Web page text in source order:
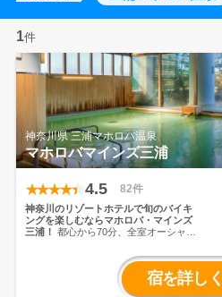
1件
神奈川県 三浦マホロバ温泉
マホロバマインズ三浦
4.5 82件
神奈川のリゾートホテルで旬のバイキ
ングを楽しむならマホロバ・マインズ
三浦！ 都心から70分、全室オーシャン
類も味も大満足で「また来るね」の声
が飛び交うマホロバ・マインズの自慢
です。ディナーバイキングは三崎直送
のマグロのお刺身や三浦野菜がところ
宿を詳し